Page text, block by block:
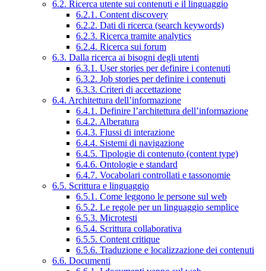
6.2. Ricerca utente sui contenuti e il linguaggio
6.2.1. Content discovery
6.2.2. Dati di ricerca (search keywords)
6.2.3. Ricerca tramite analytics
6.2.4. Ricerca sui forum
6.3. Dalla ricerca ai bisogni degli utenti
6.3.1. User stories per definire i contenuti
6.3.2. Job stories per definire i contenuti
6.3.3. Criteri di accettazione
6.4. Architettura dell’informazione
6.4.1. Definire l’architettura dell’informazione
6.4.2. Alberatura
6.4.3. Flussi di interazione
6.4.4. Sistemi di navigazione
6.4.5. Tipologie di contenuto (content type)
6.4.6. Ontologie e standard
6.4.7. Vocabolari controllati e tassonomie
6.5. Scrittura e linguaggio
6.5.1. Come leggono le persone sul web
6.5.2. Le regole per un linguaggio semplice
6.5.3. Microtesti
6.5.4. Scrittura collaborativa
6.5.5. Content critique
6.5.6. Traduzione e localizzazione dei contenuti
6.6. Documenti